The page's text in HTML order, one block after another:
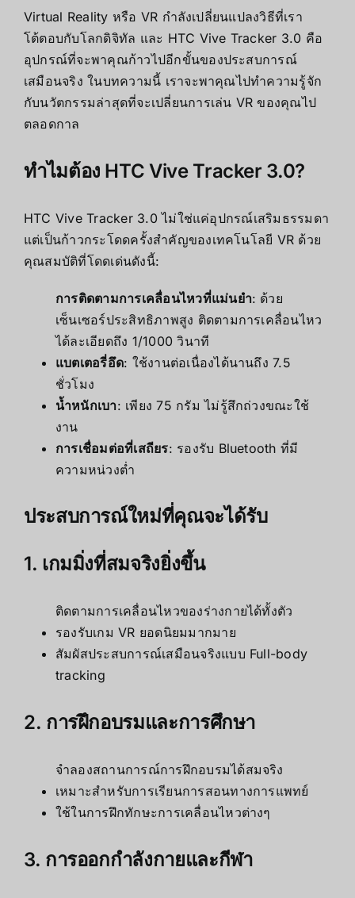
Virtual Reality หรือ VR กำลังเปลี่ยนแปลงวิธีที่เรา
โต้ตอบกับโลกดิจิทัล และ HTC Vive Tracker 3.0 คือ
อุปกรณ์ที่จะพาคุณก้าวไปอีกขั้นของประสบการณ์
เสมือนจริง ในบทความนี้ เราจะพาคุณไปทำความรู้จัก
กับนวัตกรรมล่าสุดที่จะเปลี่ยนการเล่น VR ของคุณไป
ตลอดกาล
ทำไมต้อง HTC Vive Tracker 3.0?
HTC Vive Tracker 3.0 ไม่ใช่แค่อุปกรณ์เสริมธรรมดา
แต่เป็นก้าวกระโดดครั้งสำคัญของเทคโนโลยี VR ด้วย
คุณสมบัติที่โดดเด่นดังนี้:
การติดตามการเคลื่อนไหวที่แม่นยำ: ด้วย
เซ็นเซอร์ประสิทธิภาพสูง ติดตามการเคลื่อนไหว
ได้ละเอียดถึง 1/1000 วินาที
แบตเตอรี่อึด: ใช้งานต่อเนื่องได้นานถึง 7.5
ชั่วโมง
น้ำหนักเบา: เพียง 75 กรัม ไม่รู้สึกถ่วงขณะใช้
งาน
การเชื่อมต่อที่เสถียร: รองรับ Bluetooth ที่มี
ความหน่วงต่ำ
ประสบการณ์ใหม่ที่คุณจะได้รับ
1. เกมมิ่งที่สมจริงยิ่งขึ้น
ติดตามการเคลื่อนไหวของร่างกายได้ทั้งตัว
รองรับเกม VR ยอดนิยมมากมาย
สัมผัสประสบการณ์เสมือนจริงแบบ Full-body
tracking
2. การฝึกอบรมและการศึกษา
จำลองสถานการณ์การฝึกอบรมได้สมจริง
เหมาะสำหรับการเรียนการสอนทางการแพทย์
ใช้ในการฝึกทักษะการเคลื่อนไหวต่างๆ
3. การออกกำลังกายและกีฬา